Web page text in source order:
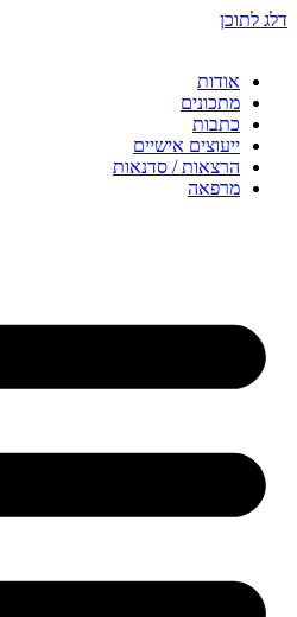
דלג לתוכן
אודות
מתכונים
כתבות
ייעוצים אישיים
הרצאות / סדנאות
מרפאה